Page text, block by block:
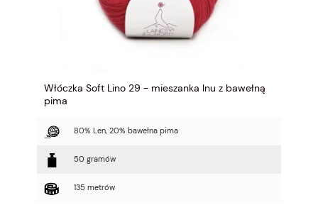
Włóczka Soft Lino 29 - mieszanka lnu z bawełną
pima
80% Len, 20% bawełna pima
50 gramów
135 metrów